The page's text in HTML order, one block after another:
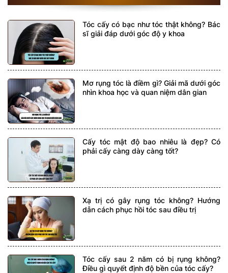
Tóc cấy có bạc như tóc thật không? Bác
sĩ giải đáp dưới góc độ y khoa
Mơ rụng tóc là điềm gì? Giải mã dưới góc
nhìn khoa học và quan niệm dân gian
Cấy tóc mật độ bao nhiêu là đẹp? Có
phải cấy càng dày càng tốt?
Xạ trị có gây rụng tóc không? Hướng
dẫn cách phục hồi tóc sau điều trị
Tóc cấy sau 2 năm có bị rụng không?
Điều gì quyết định độ bền của tóc cấy?